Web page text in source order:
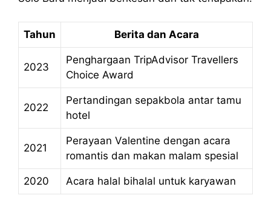
Tahun Berita dan Acara
2023
Penghargaan TripAdvisor Travellers
Choice Award
2022
Pertandingan sepakbola antar tamu
hotel
2021
Perayaan Valentine dengan acara
romantis dan makan malam spesial
2020 Acara halal bihalal untuk karyawan